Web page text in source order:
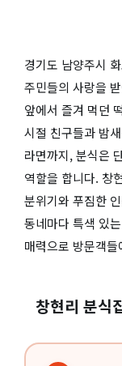
경기도 남양주시
주민들의 사랑을
앞에서 즐겨 먹던
시절 친구들과 밤
라면까지, 분식은
역할을 합니다. 창
분위기와 푸짐한
동네마다 특색 있
매력으로 방문객
창현리 분식